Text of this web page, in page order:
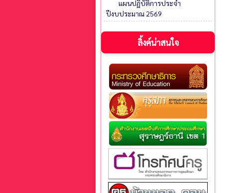
แผนปฏิบัติการประจำ
ปีงบประมาณ 2569
ลิ้งค์น่าสนใจ